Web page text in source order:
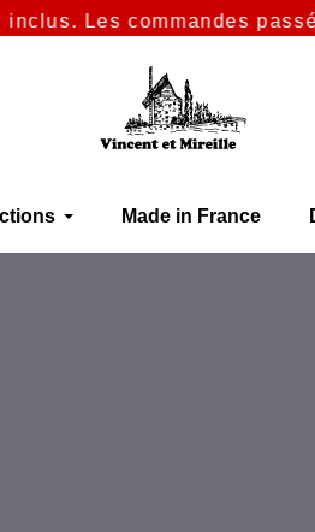
Les commandes
Made in France